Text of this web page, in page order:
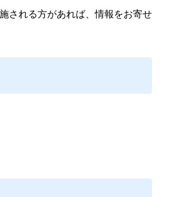
される方があれば、情報をお寄せ